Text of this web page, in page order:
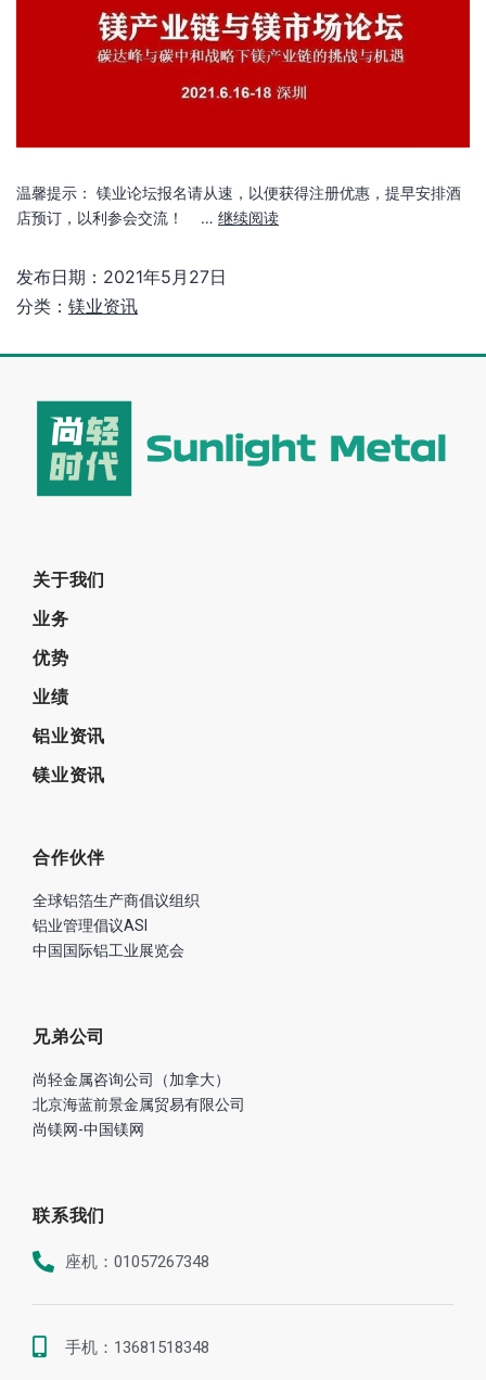
温馨提示： 镁业论坛报名请从速，以便获得注册优惠，提早安排酒
店预订，以利参会交流！ … 继续阅读
发布日期： 2021年5月27日
分类： 镁业资讯
关于我们
业务
优势
业绩
铝业资讯
镁业资讯
合作伙伴
全球铝箔生产商倡议组织
铝业管理倡议ASI
中国国际铝工业展览会
兄弟公司
尚轻金属咨询公司（加拿大）
北京海蓝前景金属贸易有限公司
尚镁网-中国镁网
联系我们
座机：01057267348
手机：13681518348